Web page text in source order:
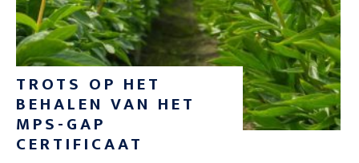
TROTS OP HET
BEHALEN VAN HET
MPS-GAP
CERTIFICAAT